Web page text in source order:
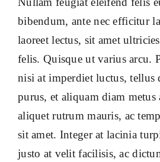
bibendum, ante nec efficitur
laoreet lectus, sit amet
felis. Quisque ut varius arcu.
nisi at imperdiet luctus, tellus
purus, et aliquam diam
aliquet rutrum mauris, ac
sit amet. Integer at lacinia
justo at velit facilisis, ac